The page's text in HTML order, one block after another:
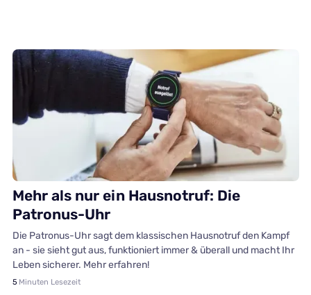
Hausnotruf
Mehr als nur ein Hausnotruf: Die
Patronus-Uhr
Die Patronus-Uhr sagt dem klassischen Hausnotruf den Kampf
an - sie sieht gut aus, funktioniert immer & überall und macht Ihr
Leben sicherer. Mehr erfahren!
5 Minuten Lesezeit